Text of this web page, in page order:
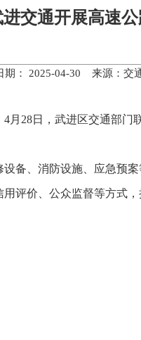
进交通开展高速
期： 2025-04-30 来源：交
月28日，武进区交通部
备、消防设施、应急预
评价、公众监督等方式